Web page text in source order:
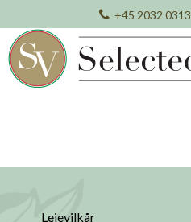
+45 2032 0313
Lejevilkår